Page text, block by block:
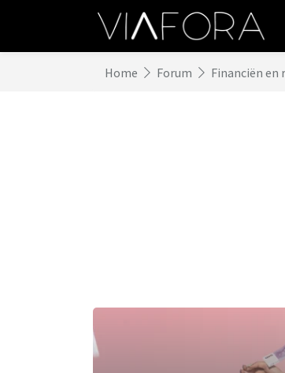
Home Forum Financiën en